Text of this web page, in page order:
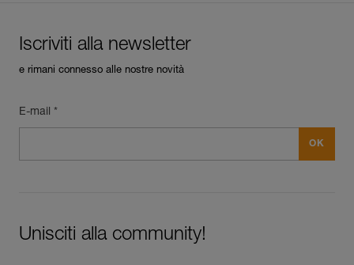
Iscriviti alla newsletter
e rimani connesso alle nostre novità
E-mail *
Unisciti alla community!